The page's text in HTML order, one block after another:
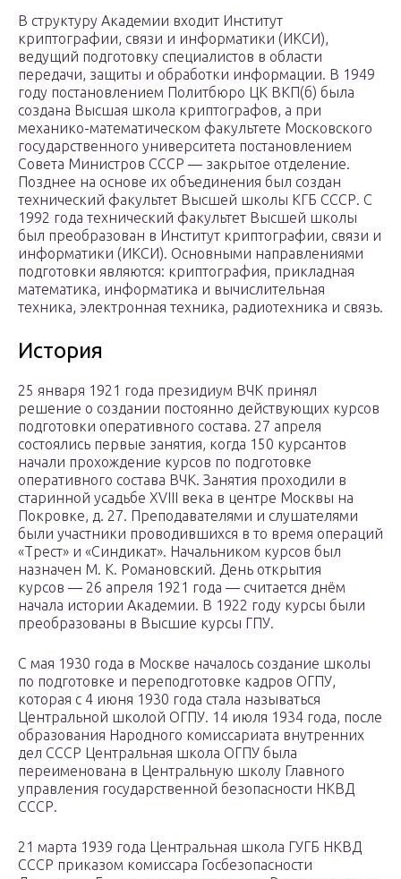
В структуру Академии входит Институт
криптографии, связи и информатики (ИКСИ),
ведущий подготовку специалистов в области
передачи, защиты и обработки информации. В 1949
году постановлением Политбюро ЦК ВКП(б) была
создана Высшая школа криптографов, а при
механико-математическом факультете Московского
государственного университета постановлением
Совета Министров СССР — закрытое отделение.
Позднее на основе их объединения был создан
технический факультет Высшей школы КГБ СССР. С
1992 года технический факультет Высшей школы
был преобразован в Институт криптографии, связи и
информатики (ИКСИ). Основными направлениями
подготовки являются: криптография, прикладная
математика, информатика и вычислительная
техника, электронная техника, радиотехника и связь.
История
25 января 1921 года президиум ВЧК принял
решение о создании постоянно действующих курсов
подготовки оперативного состава. 27 апреля
состоялись первые занятия, когда 150 курсантов
начали прохождение курсов по подготовке
оперативного состава ВЧК. Занятия проходили в
старинной усадьбе XVIII века в центре Москвы на
Покровке, д. 27. Преподавателями и слушателями
были участники проводившихся в то время операций
«Трест» и «Синдикат». Начальником курсов был
назначен М. К. Романовский. День открытия
курсов — 26 апреля 1921 года — считается днём
начала истории Академии. В 1922 году курсы были
преобразованы в Высшие курсы ГПУ.
С мая 1930 года в Москве началось создание школы
по подготовке и переподготовке кадров ОГПУ,
которая с 4 июня 1930 года стала называться
Центральной школой ОГПУ. 14 июля 1934 года, после
образования Народного комиссариата внутренних
дел СССР Центральная школа ОГПУ была
переименована в Центральную школу Главного
управления государственной безопасности НКВД
СССР.
21 марта 1939 года Центральная школа ГУГБ НКВД
СССР приказом комиссара Госбезопасности